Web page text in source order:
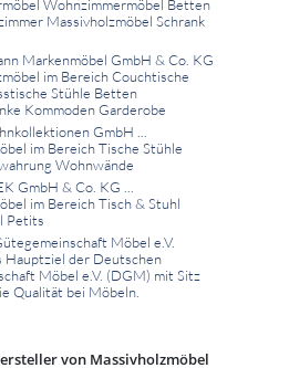
Wohnzimmermöbel Betten
Massivholzmöbel Schrank
Markenmöbel GmbH & Co. KG
im Bereich Couchtische
Stühle Betten
Kommoden Garderobe
GmbH ...
im Bereich Tische Stühle
Wohnwände
GmbH & Co. KG ...
im Bereich Tisch & Stuhl
Petits
Möbel e.V.
Hauptziel der Deutschen
Möbel e.V. (DGM) mit Sitz
Qualität bei Möbeln.
von Massivholzmöbel